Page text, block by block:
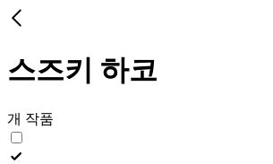
스즈키 하코
개 작품